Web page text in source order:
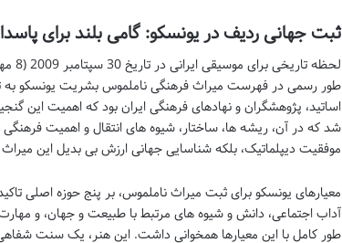
ثبت جهانی ردیف در یونسکو: گامی بلند برای
طور رسمی در فهرست میراث فرهنگی ناملموس بشریت یونسکو به
اساتید، پژوهشگران و نهادهای فرهنگی ایران بود که اهمیت این
شد که در آن، ریشه ها، ساختار، شیوه های انتقال و اهمیت
موفقیت دیپلماتیک، بلکه شناسایی جهانی ارزش بی بدیل این میراث
معیارهای یونسکو برای ثبت میراث ناملموس، بر پنج حوزه اصلی
آداب اجتماعی، دانش و شیوه های مرتبط با طبیعت و جهان، و
طور کامل با این معیارها همخوانی داشت. این هنر، یک سنت